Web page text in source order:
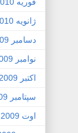
ژانویه 2010
دسامبر 2009
نوامبر 2009
اکتبر 2009
سپتامبر 2009
اوت 2009